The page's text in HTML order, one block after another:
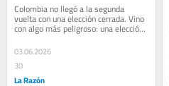
Colombia no llegó a la segunda
vuelta con una elección cerrada. Vino
con algo más peligroso: una elección
en la que los dos campos políticos...
03.06.2026
30
La Razón